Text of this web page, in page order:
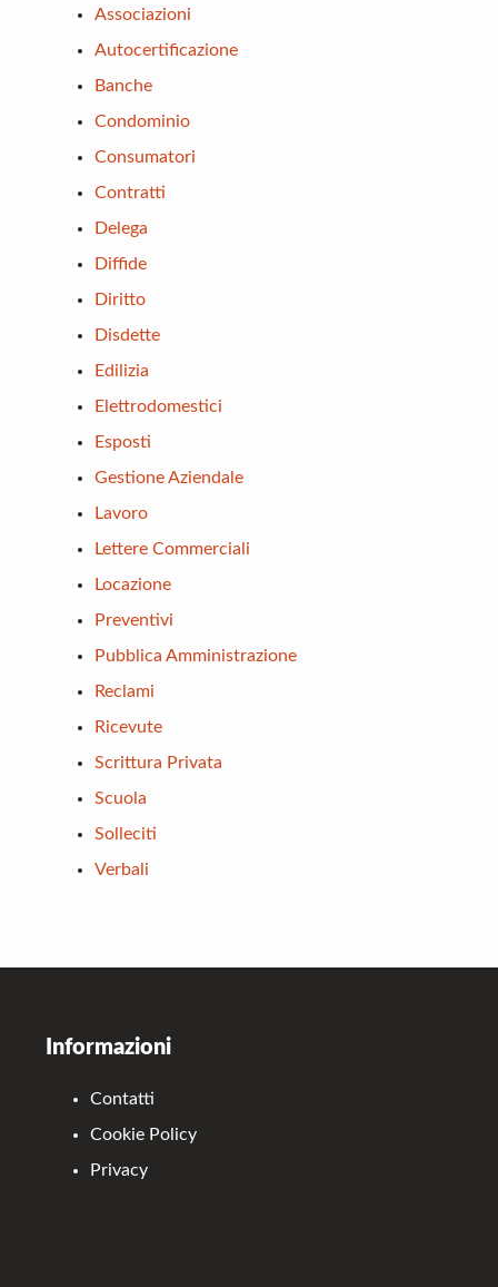
Associazioni
Autocertificazione
Banche
Condominio
Consumatori
Contratti
Delega
Diffide
Diritto
Disdette
Edilizia
Elettrodomestici
Esposti
Gestione Aziendale
Lavoro
Lettere Commerciali
Locazione
Preventivi
Pubblica Amministrazione
Reclami
Ricevute
Scrittura Privata
Scuola
Solleciti
Verbali
Informazioni
Contatti
Cookie Policy
Privacy